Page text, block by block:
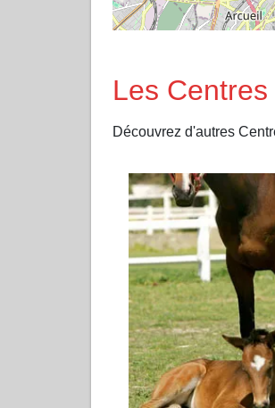
Les
Découvrez d'autres